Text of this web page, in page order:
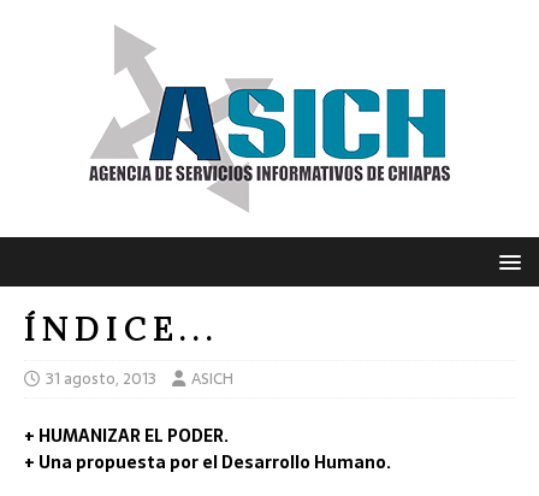
Í N D I C E . . .
31 agosto, 2013 ASICH
+ HUMANIZAR EL PODER.
+ Una propuesta por el Desarrollo Humano.